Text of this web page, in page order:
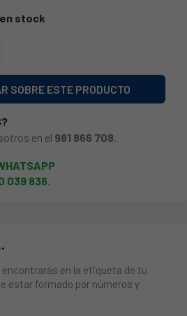
stock
SOBRE ESTE PRODUCTO
en el 981 866 708
039 836.
encontrarás en la etiqueta de tu
estar formado por números y